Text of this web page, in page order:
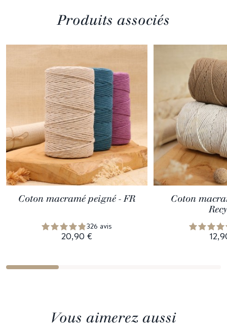
Produits associés
Coton macramé peigné - FR
326 avis
20,90 €
Coton
Vous aimerez aussi